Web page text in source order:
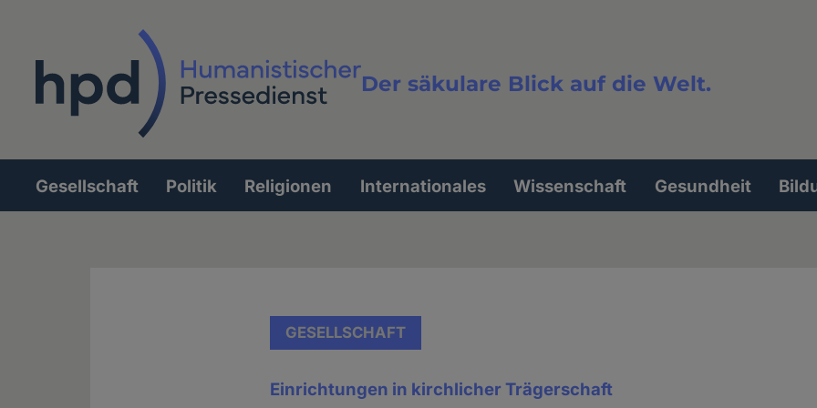
Der säkulare Blick auf die Welt.
Volltextsuche
Hauptnavigation
Gesellschaft Politik Religionen Internationales Wissenschaft Gesundheit
GESELLSCHAFT
Einrichtungen in kirchlicher Trägerschaft